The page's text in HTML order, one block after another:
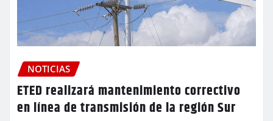
NOTICIAS
ETED realizará mantenimiento correctivo
en línea de transmisión de la región Sur